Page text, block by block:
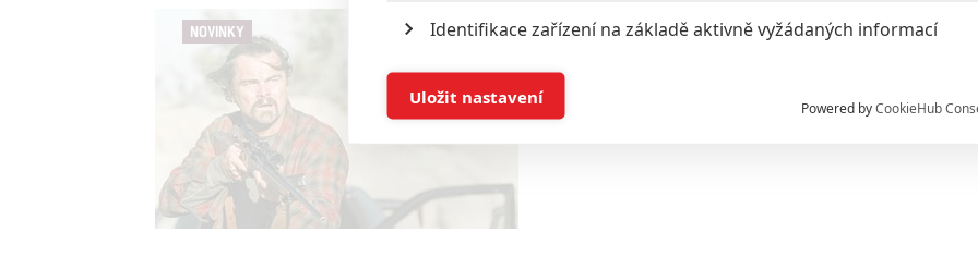
NOVINKY
Zlatý glóbus 2026:
Nominacím vévodí DiCaprio
Jedné bitvě za druhou sekundují upíří Hříšníci či
Identifikace zařízení na základě aktivně vyžádaných informací
Ukládání a/nebo přístup k informacím v zařízení
Reklama založená na omezených údajích a měření reklamy
Personalizovaný obsah, měření obsahu, průzkum publika a vývoj
služeb
Powered byCookieHub
Uložit nastavení